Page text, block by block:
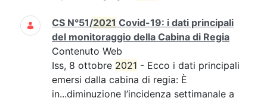
CS N°51/2021 Covid-19: i dati principali
del monitoraggio della Cabina di Regia
Contenuto Web
Iss, 8 ottobre 2021 - Ecco i dati principali
emersi dalla cabina di regia: È
in...diminuzione l’incidenza settimanale a